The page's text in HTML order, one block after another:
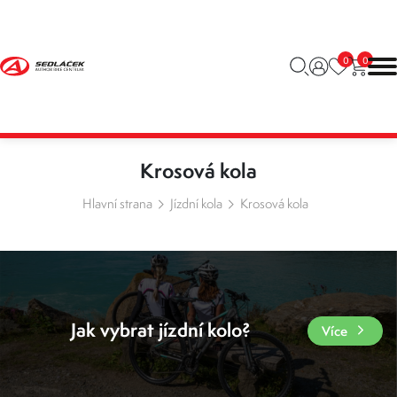
0 0
Krosová kola
Hlavní strana Jízdní kola Krosová kola
Jak vybrat jízdní kolo? Více